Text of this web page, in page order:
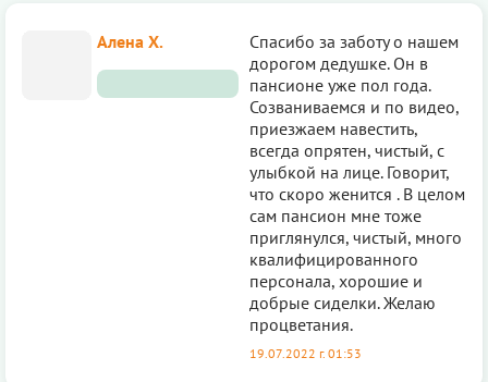
Алена Х.
Спасибо за заботу о нашем
дорогом дедушке. Он в
пансионе уже пол года.
Созваниваемся и по видео,
приезжаем навестить,
всегда опрятен, чистый, с
улыбкой на лице. Говорит,
что скоро женится . В целом
сам пансион мне тоже
приглянулся, чистый, много
квалифицированного
персонала, хорошие и
добрые сиделки. Желаю
процветания.
19.07.2022 г. 01:53